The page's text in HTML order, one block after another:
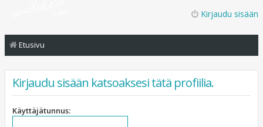
Kirjaudu sisään
Etusivu
Kirjaudu sisään katsoaksesi tätä profiilia.
Käyttäjätunnus: